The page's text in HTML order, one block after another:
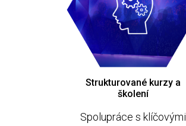
Strukturované kurzy a
školení
Spolupráce s klíčovými